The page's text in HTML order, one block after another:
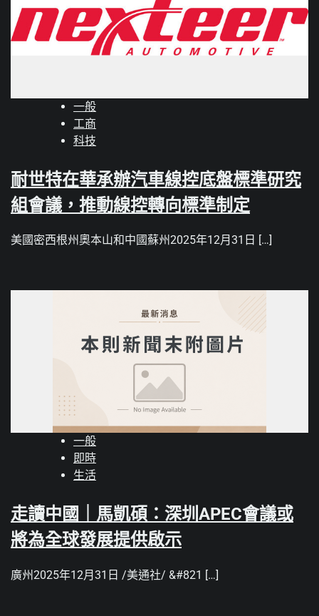
一般
工商
科技
耐世特在華承辦汽車線控底盤標準研究
組會議，推動線控轉向標準制定
美國密西根州奧本山和中國蘇州2025年12月31日 […]
一般
即時
生活
走讀中國｜馬凱碩：深圳APEC會議或
將為全球發展提供啟示
廣州2025年12月31日 /美通社/ &#821 […]